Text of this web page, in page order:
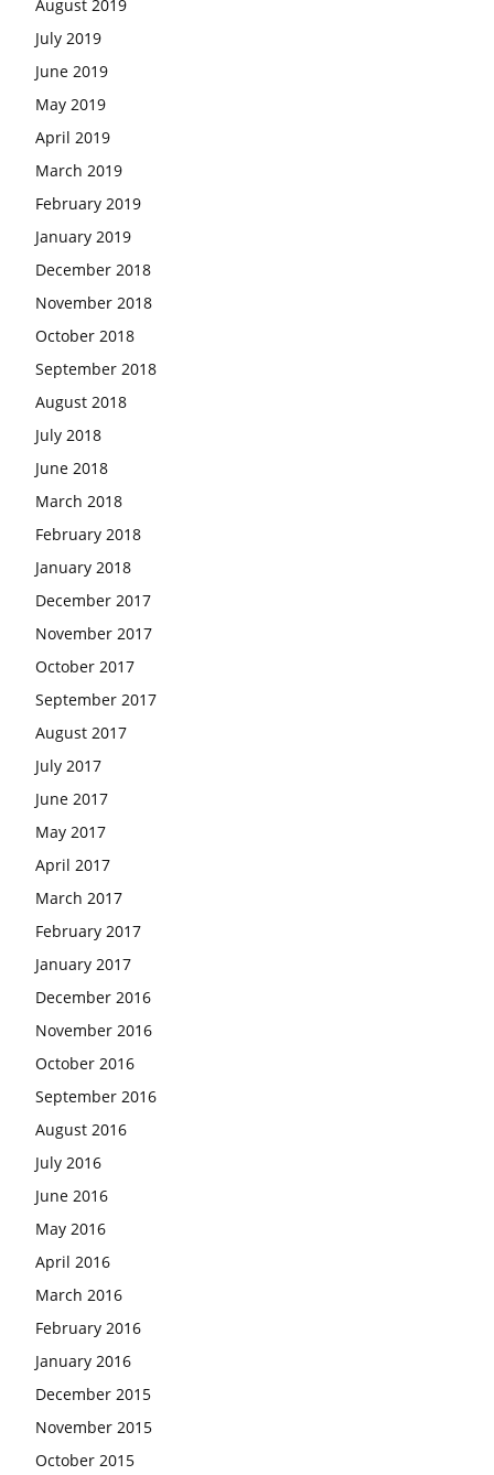
August 2019
July 2019
June 2019
May 2019
April 2019
March 2019
February 2019
January 2019
December 2018
November 2018
October 2018
September 2018
August 2018
July 2018
June 2018
March 2018
February 2018
January 2018
December 2017
November 2017
October 2017
September 2017
August 2017
July 2017
June 2017
May 2017
April 2017
March 2017
February 2017
January 2017
December 2016
November 2016
October 2016
September 2016
August 2016
July 2016
June 2016
May 2016
April 2016
March 2016
February 2016
January 2016
December 2015
November 2015
October 2015